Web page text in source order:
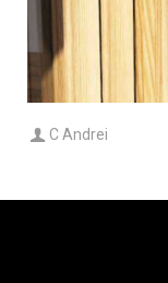
C Andrei